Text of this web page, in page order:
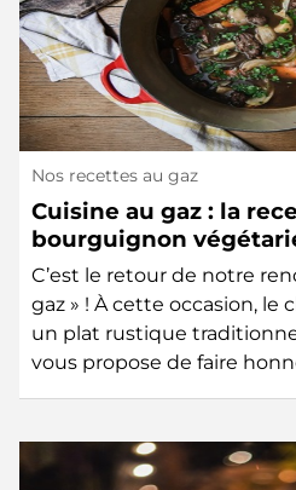
Nos recettes au gaz
Cuisine au gaz : la
bourguignon
C’est le retour de notre
gaz » ! À cette occasion, le
un plat rustique
vous propose de faire